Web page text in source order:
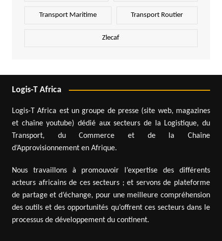
Transport Maritime Transport Routier
Zlecaf
Logis-T Africa
Logis-T Africa est un groupe de presse (site web, magazines
et chaîne youtube) dédié aux secteurs de la Logistique, du
Transport, du Commerce et de la Chaîne
d’Approvisionnement en Afrique.
Nous travaillons à promouvoir l’expertise des différents
acteurs africains de ces secteurs ; et servons de plateforme
de partage et d’échange, pour une meilleure compréhension
des outils et des opportunités qu’offrent ces secteurs dans le
processus de développement du continent.